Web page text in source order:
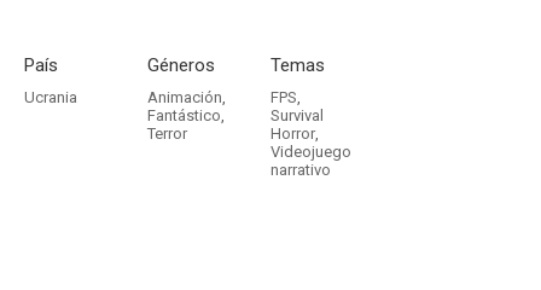
País
Ucrania
Géneros
Animación,
Fantástico,
Terror
Temas
FPS,
Survival
Horror,
Videojuego
narrativo